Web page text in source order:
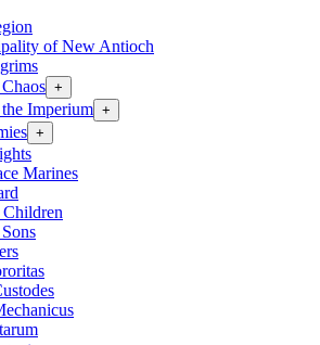
of New Antioch
+
Imperium +
+
Marines